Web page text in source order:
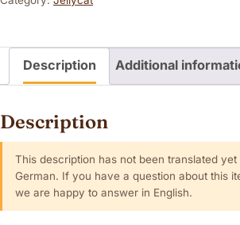
Description Additional
Description
This description has not been translated yet
German. If you have a question about this
we are happy to answer in English.